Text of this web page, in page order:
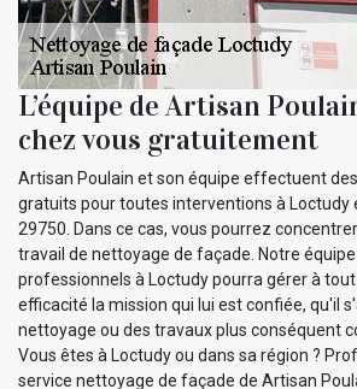
L’équipe de Artisan
chez vous gratuitement
Artisan Poulain et son équipe effectuent
gratuits pour toutes interventions à Loctudy
29750. Dans ce cas, vous pourrez
travail de nettoyage de façade. Notre
professionnels à Loctudy pourra gérer à
efficacité la mission qui lui est confiée, qu'il
nettoyage ou des travaux plus conséquent
Vous êtes à Loctudy ou dans sa région ?
service nettoyage de façade de Artisan